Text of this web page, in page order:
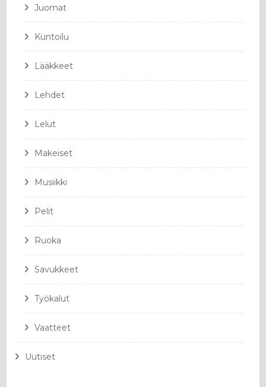
Juomat
Kuntoilu
Lääkkeet
Lehdet
Lelut
Makeiset
Musiikki
Pelit
Ruoka
Savukkeet
Työkalut
Vaatteet
Uutiset